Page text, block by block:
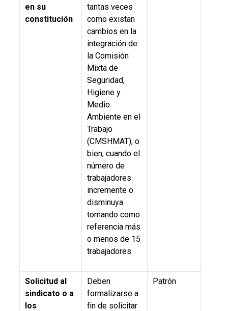
en su
constitución
tantas veces
como existan
cambios en la
integración de
la Comisión
Mixta de
Seguridad,
Higiene y
Medio
Ambiente en el
Trabajo
(CMSHMAT), o
bien, cuando el
número de
trabajadores
incremente o
disminuya
tomando como
referencia más
o menos de 15
trabajadores
Solicitud al
sindicato o a
los
Deben
formalizarse a
fin de solicitar
Patrón